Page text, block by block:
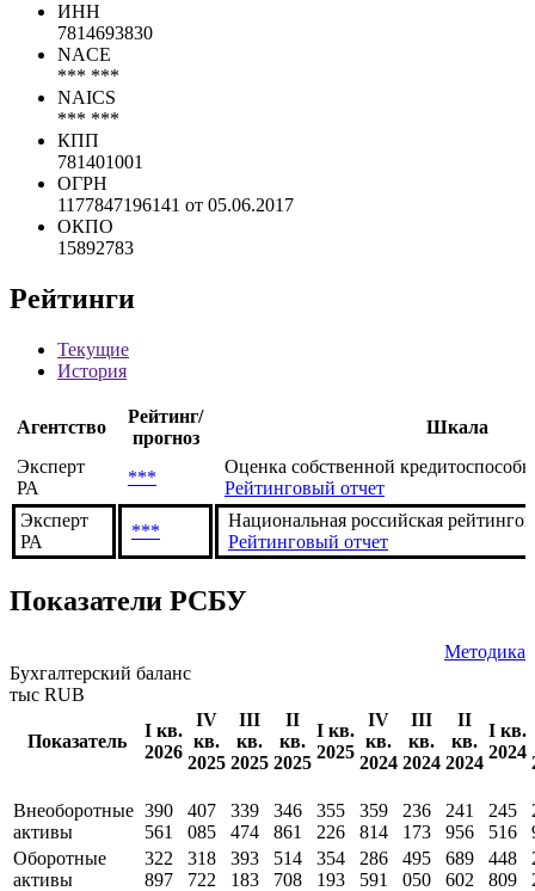
ИНН
7814693830
NACE
*** ***
NAICS
*** ***
КПП
781401001
ОГРН
1177847196141 от 05.06.2017
ОКПО
15892783
Рейтинги
Текущие
История
Агентство
Рейтинг/
прогноз
Шкала
Эксперт
РА
***
Оценка собственной
Рейтинговый отчет
Эксперт
РА
***
Национальная российская
Рейтинговый отчет
Показатели РСБУ
Методика
Бухгалтерский баланс
тыс RUB
Показатель
I кв.
2026
IV
кв.
2025
III
кв.
2025
II
кв.
2025
I кв.
2025
IV
кв.
2024
III
кв.
2024
II
кв.
2024
I кв.
2024
Внеоборотные
активы
390
561
407
085
339
474
346
861
355
226
359
814
236
173
241
956
245
516
Оборотные
активы
322
897
318
722
393
183
514
708
354
193
286
591
495
050
689
602
448
809